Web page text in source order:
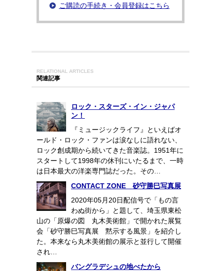
ご購読の手続き・会員登録はこちら
RELATIONAL ARTICLES
関連記事
ロック・スターズ・イン・ジャパ
ン！
『ミュージックライフ』といえばオ
ールド・ロック・ファンは涙なしに語れない、
ロック創成期から続いてきた音楽誌。1951年に
スタートして1998年の休刊にいたるまで、一時
は日本最大の洋楽専門誌だった。その…
CONTACT ZONE 砂守勝巳写真展
2020年05月20日配信号で「もの言
わぬ街から」と題して、埼玉県東松
山の「原爆の図 丸木美術館」で開かれた展覧
会「砂守勝巳写真展 黙示する風景」を紹介し
た。本来なら丸木美術館の展示と並行して開催
され…
バングラデシュの地べたから